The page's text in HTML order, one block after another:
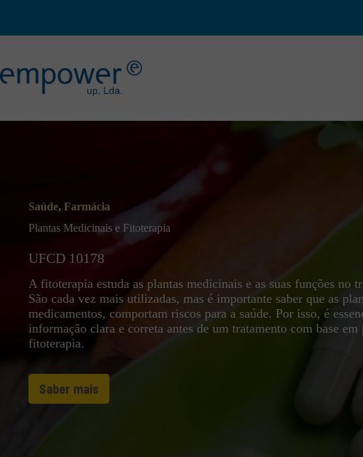
Saúde, Farmácia
Plantas Medicinais e Fitoterapia
UFCD 10178
A fitoterapia estuda as plantas medicinais e as suas funções no
São cada vez mais utilizadas, mas é importante saber que as
medicamentos, comportam riscos para a saúde. Por isso, é
informação clara e correta antes de um tratamento com base em
fitoterapia.
Saber mais